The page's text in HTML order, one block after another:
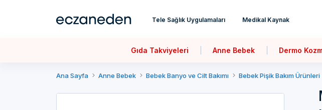
Tele Sağlık Uygulamaları Medikal Kaynak
Gıda Takviyeleri Anne Bebek Dermo
Ana Sayfa Anne Bebek Bebek Banyo ve Cilt Bakımı Bebek Pişik Bakım Ürünleri